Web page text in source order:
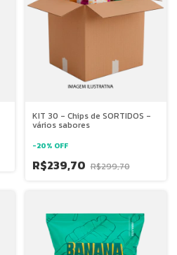
KIT 30 - Chips de SORTIDOS -
vários sabores
-20% OFF
R$239,70 R$299,70